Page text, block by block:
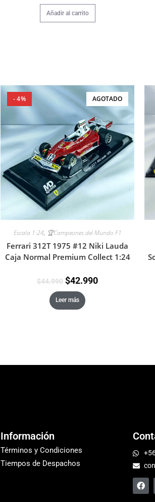
Añadir al carrito
AGOTADO
- 4%
Escala 1:24, 🏆Campeones del Mundo F1
Ferrari 312T 1975 #12 Niki Lauda
Caja Normal Premium Collect 1:24
$44.990 $42.990
Leer más
Información
Términos y Condiciones
Tiempos de Despachos